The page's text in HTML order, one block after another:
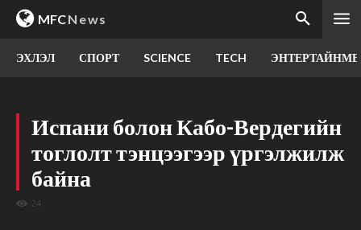
MFCNews
ЭХЛЭЛ СПОРТ SCIENCE TECH
Испани болон Кабо-Вердегийн
тоглолт тэнцээгээр үргэлжилж
байна
24